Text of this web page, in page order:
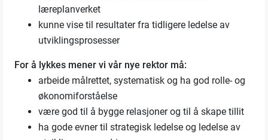
læreplanverket
kunne vise til resultater fra tidligere ledelse av
utviklingsprosesser
For å lykkes mener vi vår nye rektor må:
arbeide målrettet, systematisk og ha god rolle- og
økonomiforståelse
være god til å bygge relasjoner og til å skape tillit
ha gode evner til strategisk ledelse og ledelse av